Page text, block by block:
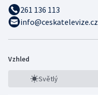
261 136 113
info@ceskatelevize.cz
Vzhled
Světlý